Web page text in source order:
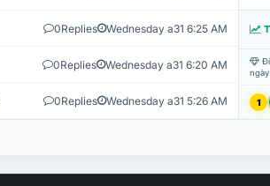
0Replies Wednesday a31 6:25 AM
0Replies Wednesday a31 6:20 AM
0Replies Wednesday a31 5:26 AM 1